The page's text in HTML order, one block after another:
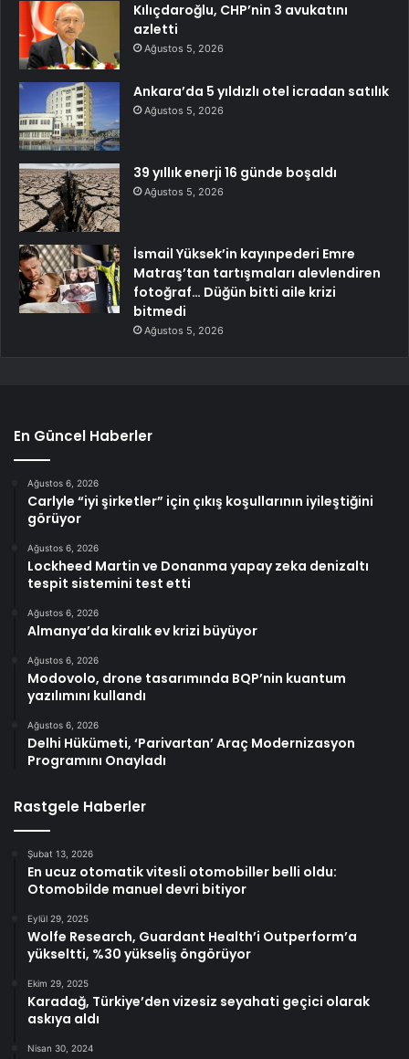
Kılıçdaroğlu, CHP’nin 3 avukatını
azletti
Ağustos 5, 2026
Ankara’da 5 yıldızlı otel icradan satılık
Ağustos 5, 2026
39 yıllık enerji 16 günde boşaldı
Ağustos 5, 2026
İsmail Yüksek’in kayınpederi Emre
Matraş’tan tartışmaları alevlendiren
fotoğraf… Düğün bitti aile krizi
bitmedi
Ağustos 5, 2026
En Güncel Haberler
Ağustos 6, 2026
Carlyle “iyi şirketler” için çıkış koşullarının iyileştiğini
görüyor
Ağustos 6, 2026
Lockheed Martin ve Donanma yapay zeka denizaltı
tespit sistemini test etti
Ağustos 6, 2026
Almanya’da kiralık ev krizi büyüyor
Ağustos 6, 2026
Modovolo, drone tasarımında BQP’nin kuantum
yazılımını kullandı
Ağustos 6, 2026
Delhi Hükümeti, ‘Parivartan’ Araç Modernizasyon
Programını Onayladı
Rastgele Haberler
Şubat 13, 2026
En ucuz otomatik vitesli otomobiller belli oldu:
Otomobilde manuel devri bitiyor
Eylül 29, 2025
Wolfe Research, Guardant Health’i Outperform’a
yükseltti, %30 yükseliş öngörüyor
Ekim 29, 2025
Karadağ, Türkiye’den vizesiz seyahati geçici olarak
askıya aldı
Nisan 30, 2024